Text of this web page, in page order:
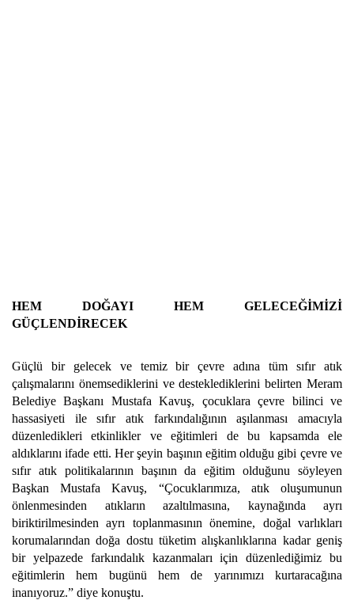
HEM DOĞAYI HEM GELECEĞİMİZİ
GÜÇLENDİRECEK
Güçlü bir gelecek ve temiz bir çevre adına tüm sıfır atık
çalışmalarını önemsediklerini ve desteklediklerini belirten Meram
Belediye Başkanı Mustafa Kavuş, çocuklara çevre bilinci ve
hassasiyeti ile sıfır atık farkındalığının aşılanması amacıyla
düzenledikleri etkinlikler ve eğitimleri de bu kapsamda ele
aldıklarını ifade etti. Her şeyin başının eğitim olduğu gibi çevre ve
sıfır atık politikalarının başının da eğitim olduğunu söyleyen
Başkan Mustafa Kavuş, “Çocuklarımıza, atık oluşumunun
önlenmesinden atıkların azaltılmasına, kaynağında ayrı
biriktirilmesinden ayrı toplanmasının önemine, doğal varlıkları
korumalarından doğa dostu tüketim alışkanlıklarına kadar geniş
bir yelpazede farkındalık kazanmaları için düzenlediğimiz bu
eğitimlerin hem bugünü hem de yarınımızı kurtaracağına
inanıyoruz.” diye konuştu.